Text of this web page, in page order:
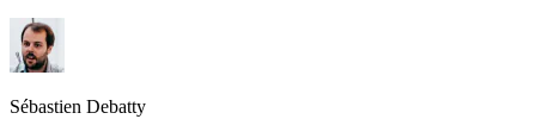
Sébastien Debatty